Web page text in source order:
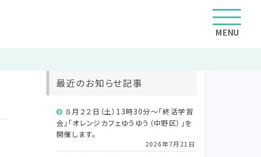
MENU
最近のお知らせ記事
８月２２日（土）13時30分～「終活学習
会」「オレンジカフェゆうゆう（中野区）」を
開催します。
2026年7月21日